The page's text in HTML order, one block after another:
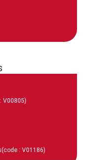
V00805)
(code : V01186)